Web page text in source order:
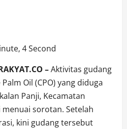
4 Second
–Aktivitas gudang
Oil (CPO) yang diduga
Panji, Kecamatan
menuai sorotan. Setelah
kini gudang tersebut